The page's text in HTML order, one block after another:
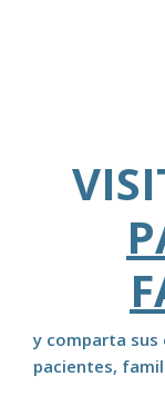
y comparta sus
pacientes,